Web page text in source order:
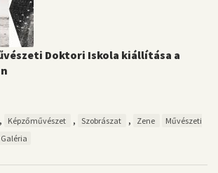
Doktori Iskola kiállítása a
, Képzőművészet , Szobrászat , Zene
Művészeti